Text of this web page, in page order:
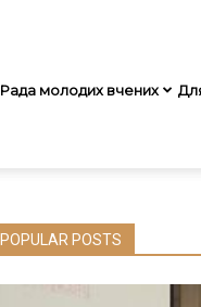
Рада молодих вчених
POPULAR POSTS